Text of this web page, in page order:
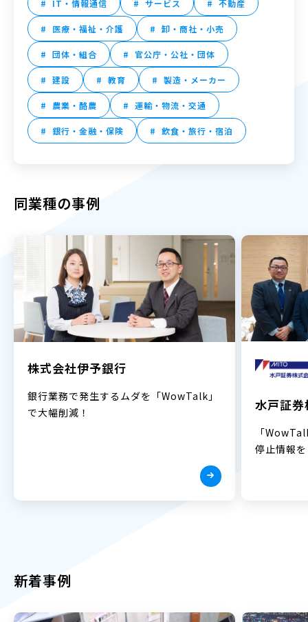
IT・情報通信 サービス 不動産
医療・福祉・介護 卸・商社・小売
団体・組合 官公庁・公社・団体
建設 教育 製造・メーカー
農業・酪農 運輸・物流・交通
銀行・金融・保険 飲食・旅行・宿泊
同業種の事例
株式会社伊予銀行
銀行業務で発生するムダを「WowTalk」
で大幅削減！
水戸証
「
停止情報
新着事例